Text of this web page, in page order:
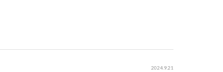
2024.9.21